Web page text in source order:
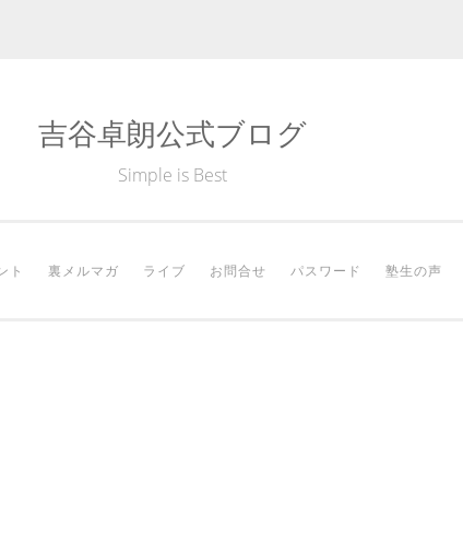
吉谷卓朗公式ブログ
Simple is Best
ト 裏メルマガ ライブ お問合せ パスワード 塾生の声